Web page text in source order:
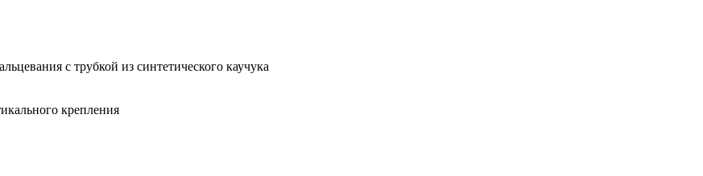
с трубкой из синтетического каучука
крепления